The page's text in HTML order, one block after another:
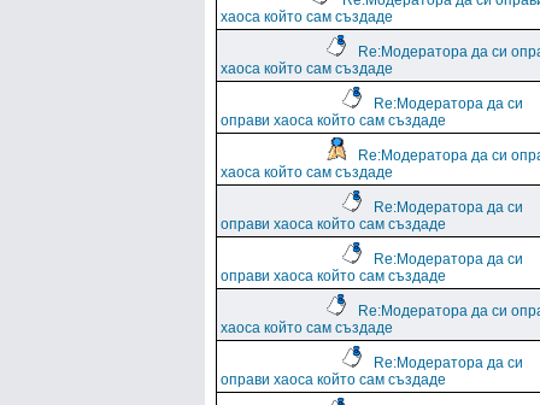
хаоса който сам създаде
Re:Модератора да си
хаоса който сам създаде
Re:Модератора да си
оправи хаоса който сам създаде
Re:Модератора да си
хаоса който сам създаде
Re:Модератора да си
оправи хаоса който сам създаде
Re:Модератора да си
оправи хаоса който сам създаде
Re:Модератора да си
хаоса който сам създаде
Re:Модератора да си
оправи хаоса който сам създаде